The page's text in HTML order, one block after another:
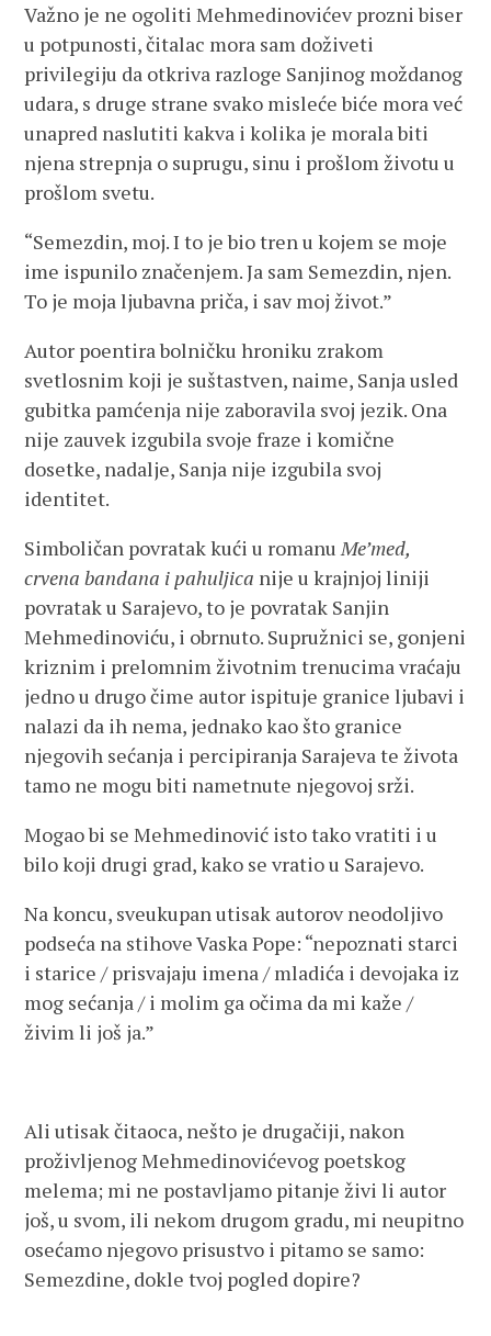
Važno je ne ogoliti Mehmedinovićev prozni biser
u potpunosti, čitalac mora sam doživeti
privilegiju da otkriva razloge Sanjinog moždanog
udara, s druge strane svako misleće biće mora već
unapred naslutiti kakva i kolika je morala biti
njena strepnja o suprugu, sinu i prošlom životu u
prošlom svetu.
“Semezdin, moj. I to je bio tren u kojem se moje
ime ispunilo značenjem. Ja sam Semezdin, njen.
To je moja ljubavna priča, i sav moj život.”
Autor poentira bolničku hroniku zrakom
svetlosnim koji je suštastven, naime, Sanja usled
gubitka pamćenja nije zaboravila svoj jezik. Ona
nije zauvek izgubila svoje fraze i komične
dosetke, nadalje, Sanja nije izgubila svoj
identitet.
Simboličan povratak kući u romanuMe’med,
crvena bandana i pahuljica nije u krajnjoj liniji
povratak u Sarajevo, to je povratak Sanjin
Mehmedinoviću, i obrnuto. Supružnici se, gonjeni
kriznim i prelomnim životnim trenucima vraćaju
jedno u drugo čime autor ispituje granice ljubavi i
nalazi da ih nema, jednako kao što granice
njegovih sećanja i percipiranja Sarajeva te života
tamo ne mogu biti nametnute njegovoj srži.
Mogao bi se Mehmedinović isto tako vratiti i u
bilo koji drugi grad, kako se vratio u Sarajevo.
Na koncu, sveukupan utisak autorov neodoljivo
podseća na stihove Vaska Pope: “nepoznati starci
i starice / prisvajaju imena / mladića i devojaka iz
mog sećanja / i molim ga očima da mi kaže /
živim li još ja.”
Ali utisak čitaoca, nešto je drugačiji, nakon
proživljenog Mehmedinovićevog poetskog
melema; mi ne postavljamo pitanje živi li autor
još, u svom, ili nekom drugom gradu, mi neupitno
osećamo njegovo prisustvo i pitamo se samo:
Semezdine, dokle tvoj pogled dopire?